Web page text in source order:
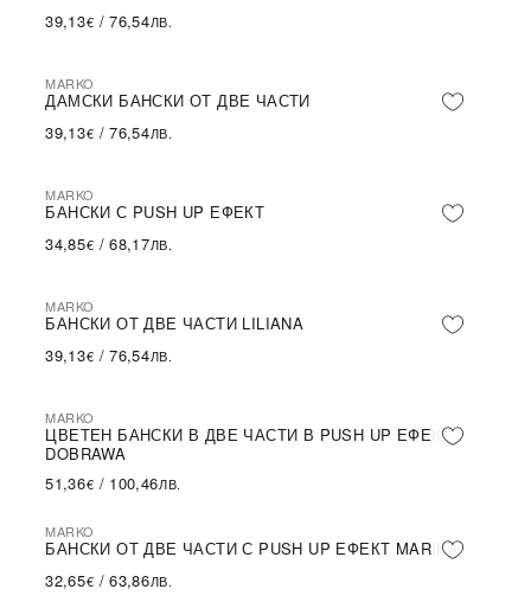
39,13€ /76,54ЛВ.
MARKO
ДАМСКИ БАНСКИ ОТ ДВЕ ЧАСТИ
39,13€ /76,54ЛВ.
MARKO
БАНСКИ С PUSH UP ЕФЕКТ
34,85€ /68,17ЛВ.
MARKO
БАНСКИ ОТ ДВЕ ЧАСТИ LILIANA
39,13€ /76,54ЛВ.
MARKO
ЦВЕТЕН БАНСКИ В ДВЕ ЧАСТИ В PUSH UP ЕФЕКТ
DOBRAWA
51,36€ / 100,46ЛВ.
MARKO
БАНСКИ ОТ ДВЕ ЧАСТИ С PUSH UP ЕФЕКТ MARIKA
32,65€ /63,86ЛВ.